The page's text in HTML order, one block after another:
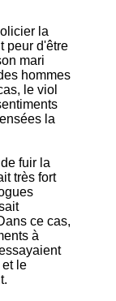
la
peur d'être
mari
hommes
le viol
la
fuir la
très fort
ce cas,
à
le